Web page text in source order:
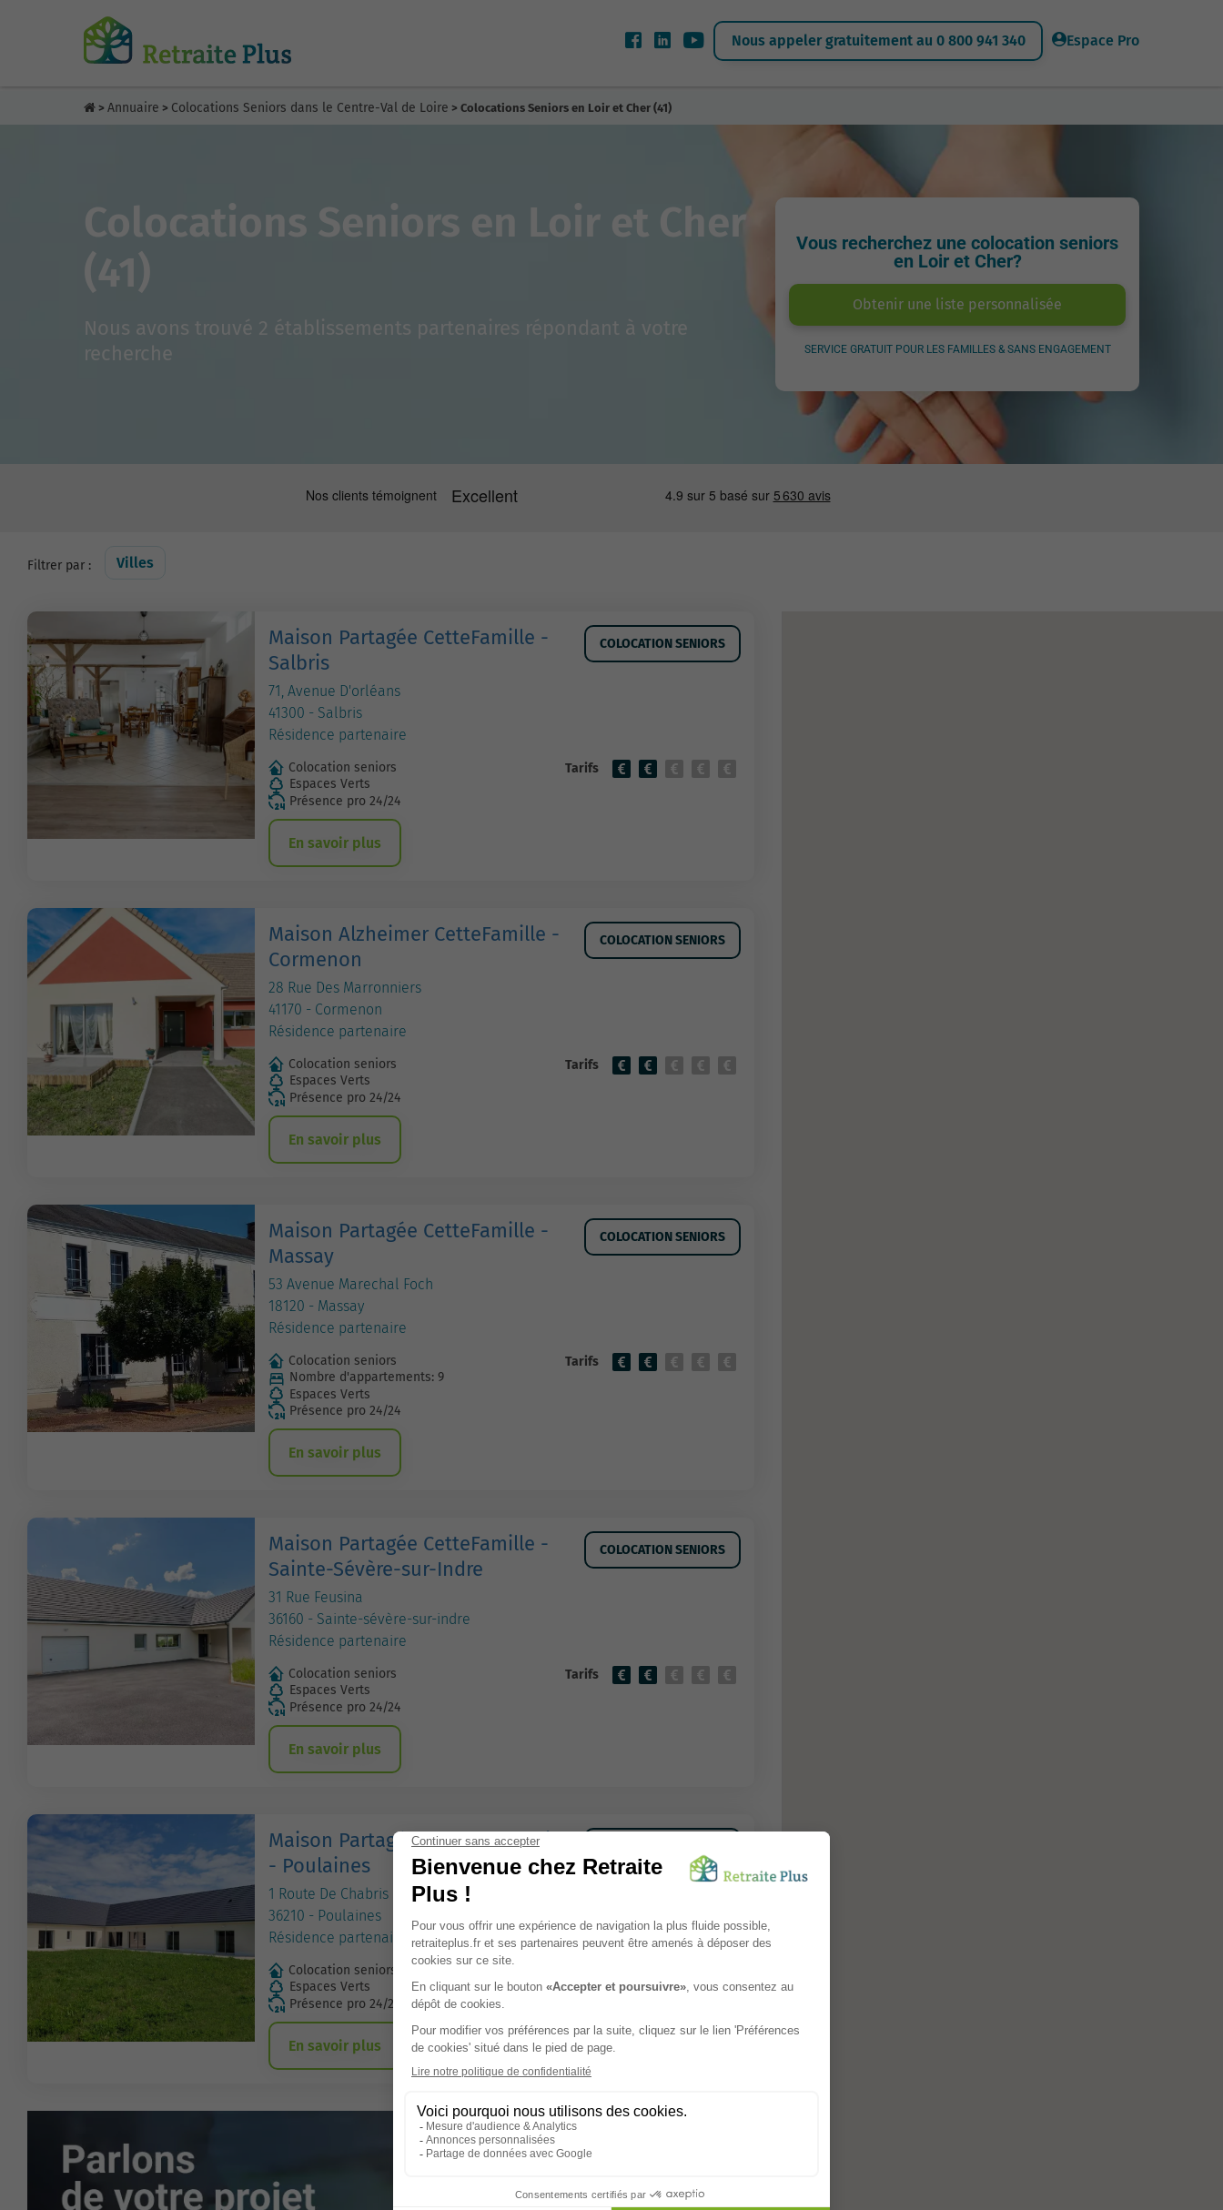
Nous appeler gratuitement au 0 800 941 340 Espace Pro
> Annuaire > Colocations Seniors dans le Centre-Val de Loire > Colocations Seniors en Loir et Cher (41)
Colocations Seniors en Loir et Cher
(41)
Nous avons trouvé 2 établissements partenaires répondant à votre
recherche
Vous recherchez une colocation seniors
en Loir et Cher?
Obtenir une liste personnalisée
SERVICE GRATUIT POUR LES FAMILLES & SANS ENGAGEMENT
Filtrer par : Villes
Maison Partagée CetteFamille -
Salbris
71, Avenue D'orléans
41300 - Salbris
Résidence partenaire
COLOCATION SENIORS
Colocation seniors
Espaces Verts
Présence pro 24/24
Tarifs
En savoir plus
Maison Alzheimer CetteFamille -
Cormenon
28 Rue Des Marronniers
41170 - Cormenon
Résidence partenaire
COLOCATION SENIORS
Colocation seniors
Espaces Verts
Présence pro 24/24
Tarifs
En savoir plus
Maison Partagée CetteFamille -
Massay
53 Avenue Marechal Foch
18120 - Massay
Résidence partenaire
COLOCATION SENIORS
Colocation seniors
Nombre d'appartements: 9
Espaces Verts
Présence pro 24/24
Tarifs
En savoir plus
Maison Partagée CetteFamille -
Sainte-Sévère-sur-Indre
31 Rue Feusina
36160 - Sainte-sévère-sur-indre
Résidence partenaire
COLOCATION SENIORS
Colocation seniors
Espaces Verts
Présence pro 24/24
Tarifs
En savoir plus
Maison Partagée ALZ CetteFamille
- Poulaines
1 Route De Chabris
36210 - Poulaines
Résidence partenaire
Colocation seniors
Espaces Verts
Présence pro 24/24
En savoir plus